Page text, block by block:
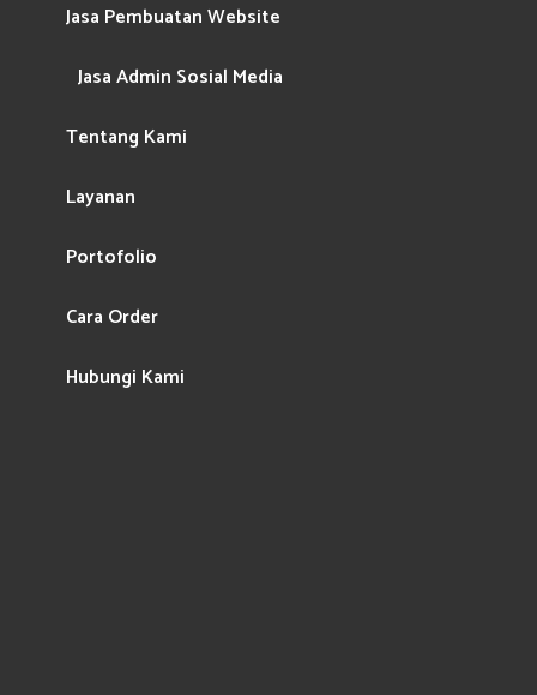
Jasa Pembuatan Website
Jasa Admin Sosial Media
Tentang Kami
Layanan
Portofolio
Cara Order
Hubungi Kami